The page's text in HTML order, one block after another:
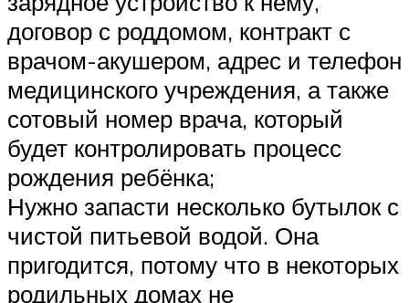
договор с роддомом, контракт с
врачом-акушером, адрес и телефон
медицинского учреждения, а также
сотовый номер врача, который
будет контролировать процесс
рождения ребёнка;
Нужно запасти несколько бутылок с
чистой питьевой водой. Она
пригодится, потому что в некоторых
родильных домах не